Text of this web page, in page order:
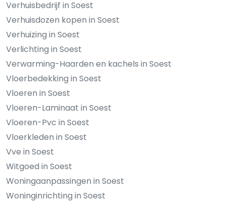
Verhuisbedrijf in Soest
Verhuisdozen kopen in Soest
Verhuizing in Soest
Verlichting in Soest
Verwarming-Haarden en kachels in Soest
Vloerbedekking in Soest
Vloeren in Soest
Vloeren-Laminaat in Soest
Vloeren-Pvc in Soest
Vloerkleden in Soest
Vve in Soest
Witgoed in Soest
Woningaanpassingen in Soest
Woninginrichting in Soest